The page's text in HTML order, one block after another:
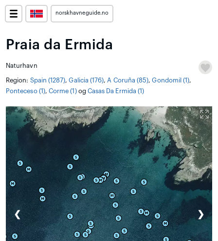
norskhavneguide.no
Praia da Ermida
Naturhavn
Region: Spain (1287),Galicia (176), A Coruña (85),Gondomil (1),
Ponteceso (1), Corme (1)og Casas Da Ermida (1)
❮ ❯